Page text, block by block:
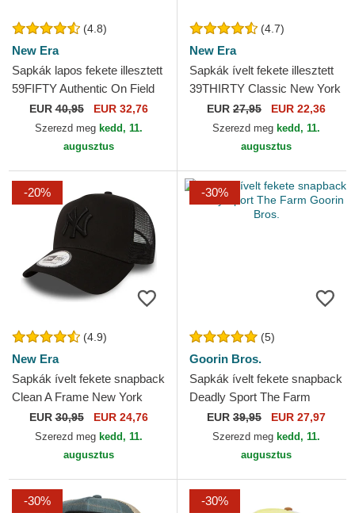
(4.8)
New Era
Sapkák lapos fekete illesztett
59FIFTY Authentic On Field
Game Chicago White Sox
MLB New Era
EUR40,95 EUR 32,76
Szerezd meg kedd, 11.
augusztus
(4.7)
New Era
Sapkák ívelt fekete illesztett
39THIRTY Classic New York
Yankees MLB New Era
EUR 27,95 EUR 22,36
Szerezd meg kedd, 11.
augusztus
-20%
(4.9)
New Era
Sapkák ívelt fekete snapback
Clean A Frame New York
Yankees MLB New Era
EUR30,95 EUR 24,76
Szerezd meg kedd, 11.
augusztus
-30%
(5)
Goorin Bros.
Sapkák ívelt fekete snapback
Deadly Sport The Farm
Goorin Bros.
EUR 39,95 EUR 27,97
Szerezd meg kedd, 11.
augusztus
-30% -30%